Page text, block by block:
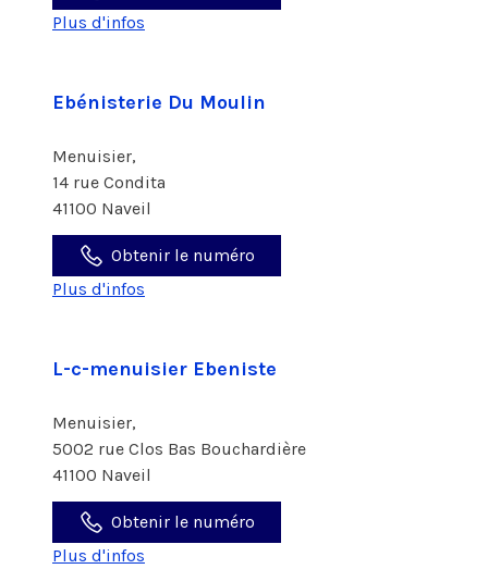
Plus d'infos
Ebénisterie Du Moulin
Menuisier,
14 rue Condita
41100 Naveil
Obtenir le numéro
Plus d'infos
L-c-menuisier Ebeniste
Menuisier,
5002 rue Clos Bas Bouchardière
41100 Naveil
Obtenir le numéro
Plus d'infos